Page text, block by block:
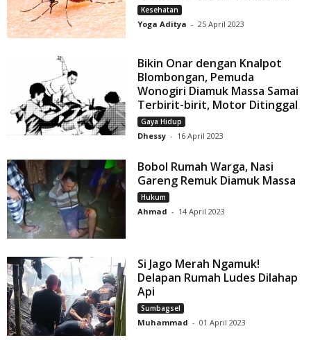
Kesehatan
Yoga Aditya - 25 April 2023
Bikin Onar dengan Knalpot
Blombongan, Pemuda
Wonogiri Diamuk Massa Samai
Terbirit-birit, Motor Ditinggal
Gaya Hidup
Dhessy - 16 April 2023
Bobol Rumah Warga, Nasi
Gareng Remuk Diamuk Massa
Hukum
Ahmad - 14 April 2023
Si Jago Merah Ngamuk!
Delapan Rumah Ludes Dilahap
Api
Sumbagsel
Muhammad - 01 April 2023